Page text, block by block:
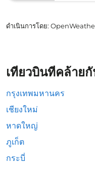
ดำเนินการโดย:
เที่ยวบินที่คล้าย
กรุงเทพมหานคร
เชียงใหม่
หาดใหญ่
ภูเก็ต
กระบี่